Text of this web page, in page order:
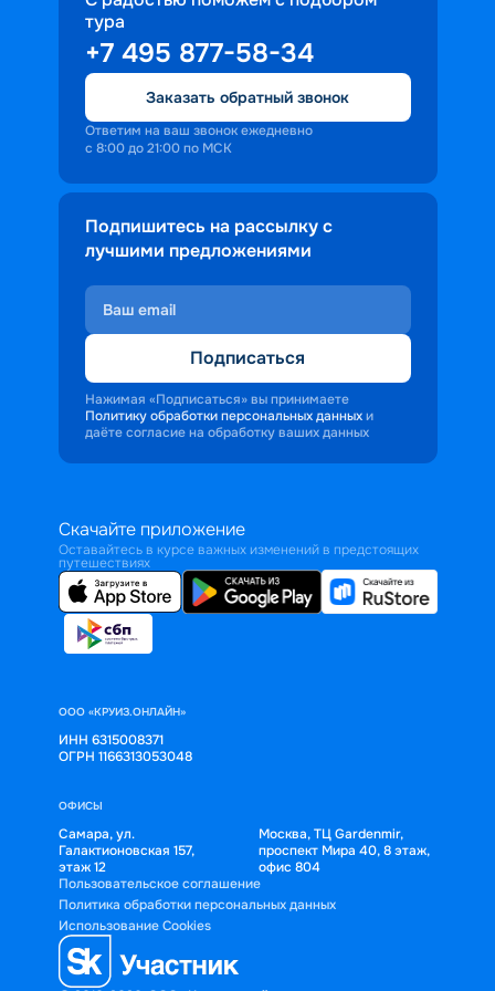
тура
+7 495 877-58-34
Заказать обратный звонок
Ответим на ваш звонок ежедневно
с 8:00 до 21:00 по МСК
Подпишитесь на рассылку с
лучшими предложениями
Подписаться
Нажимая «Подписаться» вы принимаете
Политику обработки персональных данных и
даёте согласие на обработку ваших данных
Скачайте приложение
Оставайтесь в курсе важных изменений в предстоящих
путешествиях
ООО «КРУИЗ.ОНЛАЙН»
ИНН 6315008371
ОГРН 1166313053048
ОФИСЫ
Самара, ул.
Галактионовская 157,
этаж 12
Москва, ТЦ Gardenmir,
проспект Мира 40, 8 этаж,
офис 804
Пользовательское соглашение
Политика обработки персональных данных
Использование Cookies